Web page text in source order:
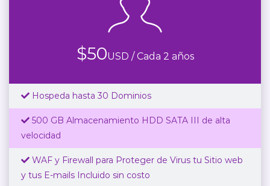
$50USD / Cada 2 años
Hospeda hasta 30 Dominios
500 GB Almacenamiento HDD SATA III de alta
velocidad
WAF y Firewall para Proteger de Virus tu Sitio web
y tus E-mails Incluido sin costo